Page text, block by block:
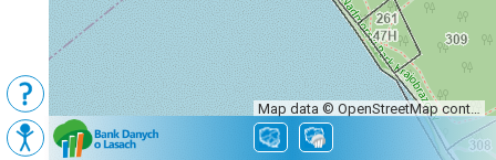
Map data © OpenStreetMap contributors, CC-BY-SA
Podkłady